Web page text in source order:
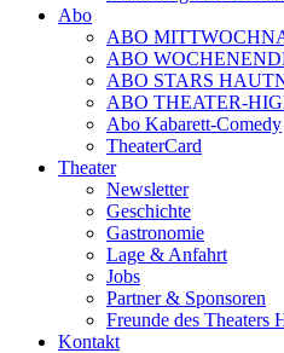
Abo
ABO
ABO
ABO STARS
ABO THEATER-
Abo Kabarett-Comedy
TheaterCard
Theater
Newsletter
Geschichte
Gastronomie
Lage & Anfahrt
Jobs
Partner & Sponsoren
Freunde des Theaters
Kontakt